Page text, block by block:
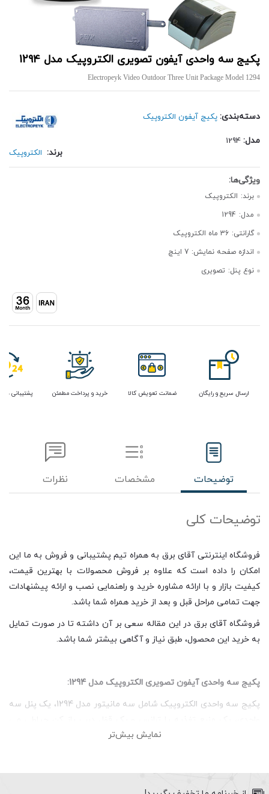
پکیج سه واحدی آیفون تصویری الکتروپیک مدل 1294
Electropeyk Video Outdoor Three Unit Package Model 1294
دسته‌بندی: پکیج آیفون الکتروپیک
مدل:
برند: الکتروپیک
برند: الکتروپیک
مدل: 1294
گارانتی: 36 ماه الکتروپیک
اندازه صفحه نمایش: 7 اینچ
نوع پنل: تصویری
ارسال سریع و رایگان ضمانت تعویض کالا خرید و پرداخت مطمئن پشتیبانی
توضیحات مشخصات نظرات
توضیحات کلی
فروشگاه اینترنتی آقای برق به همراه تیم پشتیبانی و فروش به ما این
امکان را داده است که علاوه بر فروش محصولات با بهترین قیمت،
کیفیت بازار و با ارائه مشاوره خرید و راهنمایی نصب و ارائه پیشنهادات
جهت تمامی مراحل قبل و بعد از خرید همراه شما باشد.
فروشگاه آقای برق در این مقاله سعی بر آن داشته تا در صورت تمایل
به خرید این محصول، طبق نیاز و آگاهی بیشتر شما باشد.
پکیج سه واحدی آیفون تصویری الکتروپیک مدل 1294:
پکیج سه واحدی الکتروپیک شامل سه مانیتور مدل 1294، یک پنل سه
باشد. در ادامه به بررسی خلاصه ای از ویژگی های هر محصول می
نمایش بیش‌تر